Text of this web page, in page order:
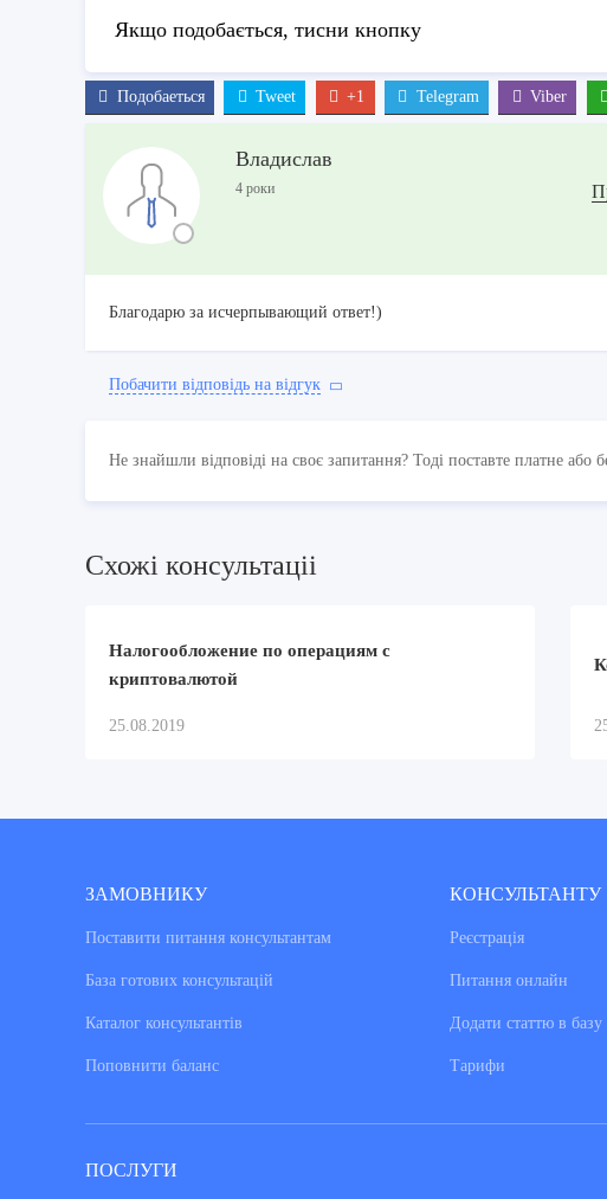
Якщо подобається, тисни кнопку
Подобаеться Tweet +1 Telegram Viber
Владислав
4 роки
Благодарю за исчерпывающий ответ!)
Побачити вiдповiдь на вiдгук
Не знайшли відповіді на своє запитання? Тоді поставте платне або
Схожi консультацii
Налогообложение по операциям с
криптовалютой
25.08.2019
ЗАМОВНИКУ
Поставити питання консультантам
База готових консультацiй
Каталог консультантiв
Поповнити баланс
КОНСУЛЬТАНТУ
Реєстрація
Питання онлайн
Додати статтю в базу
Тарифи
ПОСЛУГИ